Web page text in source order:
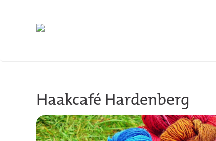
Skip to main content
Haakcafé Hardenberg